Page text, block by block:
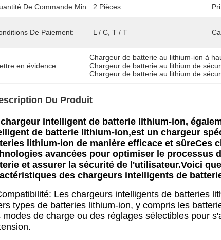
De Commande Min: 2 Pièces
De Paiement: L / C, T / T
en évidence:
Chargeur de batterie au lithium-ion à
Chargeur de batterie au lithium de
Chargeur de batterie au lithium de
Du Produit
intelligent de batterie lithium-ion,
de batterie lithium-ion,est un chargeur
lithium-ion de manière efficace et sûreCes
avancées pour optimiser le processus
et assurer la sécurité de l'utilisateur.Voici
des chargeurs intelligents de
Les chargeurs intelligents de batteries
types de batteries lithium-ion, y compris les
modes de charge ou des réglages sélectibles pour